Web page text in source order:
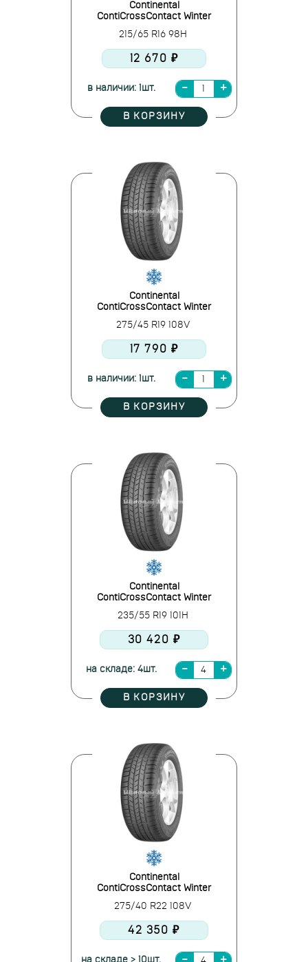
Continental
ContiCrossContact Winter
215/65 R16 98H
12 670 ₽
в наличии: 1шт.
В КОРЗИНУ
Continental
ContiCrossContact Winter
275/45 R19 108V
17 790 ₽
в наличии: 1шт.
В КОРЗИНУ
Continental
ContiCrossContact Winter
235/55 R19 101H
30 420 ₽
на складе: 4шт.
В КОРЗИНУ
Continental
ContiCrossContact Winter
275/40 R22 108V
42 350 ₽
на складе > 10шт.